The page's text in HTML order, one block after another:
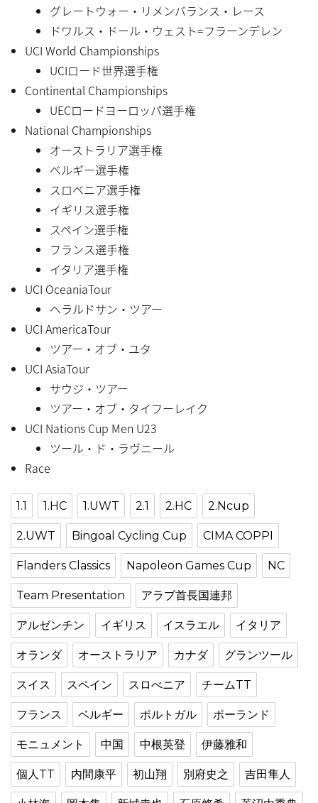
グレートウォー・リメンバランス・レース
ドワルス・ドール・ウェスト=フラーンデレン
UCI World Championships
UCIロード世界選手権
Continental Championships
UECロードヨーロッパ選手権
National Championships
オーストラリア選手権
ベルギー選手権
スロベニア選手権
イギリス選手権
スペイン選手権
フランス選手権
イタリア選手権
UCI OceaniaTour
ヘラルドサン・ツアー
UCI AmericaTour
ツアー・オブ・ユタ
UCI AsiaTour
サウジ・ツアー
ツアー・オブ・タイフーレイク
UCI Nations Cup Men U23
ツール・ド・ラヴニール
Race
1.1 1.HC 1.UWT 2.1 2.HC 2.Ncup
2.UWT Bingoal Cycling Cup CIMA COPPI
Flanders Classics Napoleon Games Cup NC
Team Presentation アラブ首長国連邦
アルゼンチン イギリス イスラエル イタリア
オランダ オーストラリア カナダ グランツール
スイス スペイン スロべニア チームTT
フランス ベルギー ポルトガル ポーランド
モニュメント 中国 中根英登 伊藤雅和
個人TT 内間康平 初山翔 別府史之 吉田隼人